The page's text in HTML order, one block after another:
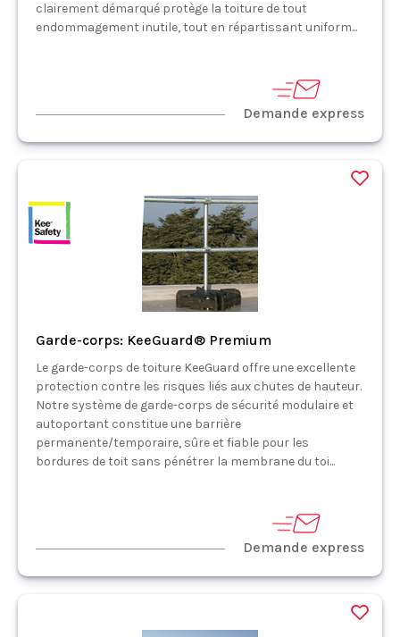
clairement démarqué protège la toiture de tout
endommagement inutile, tout en répartissant uniform...
Demande express
Garde-corps: KeeGuard® Premium
Le garde-corps de toiture KeeGuard offre une excellente
protection contre les risques liés aux chutes de hauteur.
Notre système de garde-corps de sécurité modulaire et
autoportant constitue une barrière
permanente/temporaire, sûre et fiable pour les
bordures de toit sans pénétrer la membrane du toi...
Demande express